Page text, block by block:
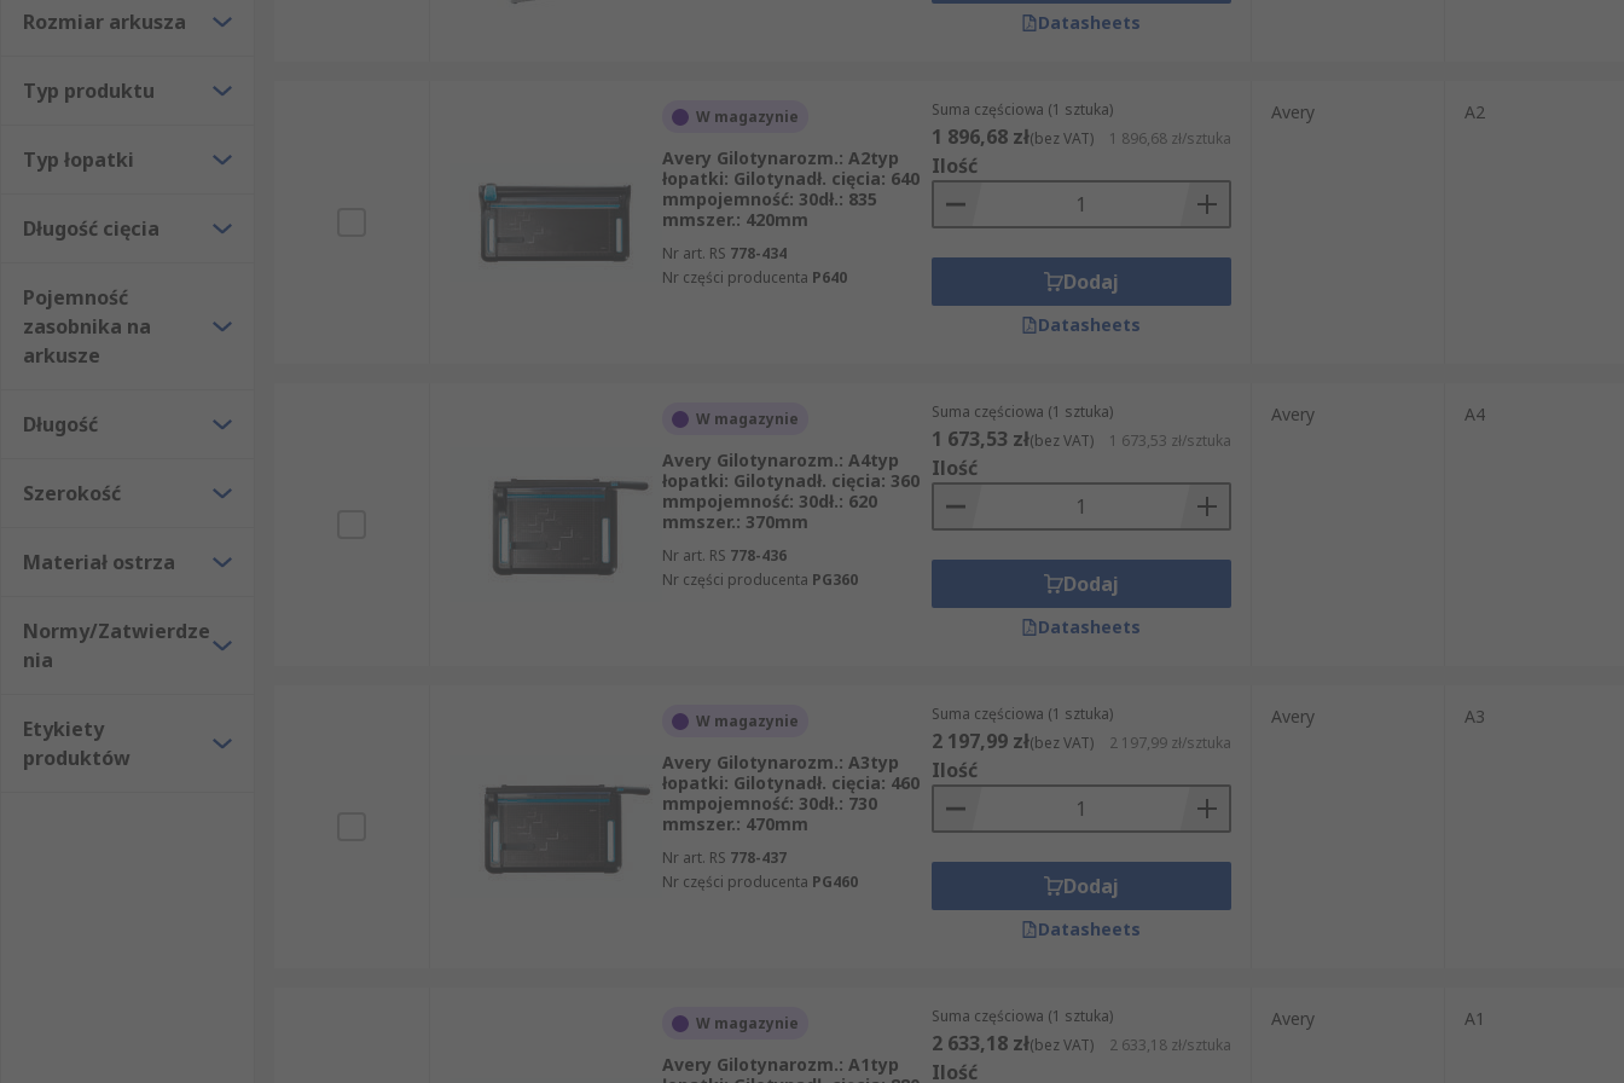
Rozmiar arkusza
Typ produktu
Typ łopatki
Długość cięcia
Pojemność
zasobnika na
arkusze
Długość
Szerokość
Materiał ostrza
Normy/Zatwierdze
nia
Etykiety
produktów
Datasheets
W magazynie
Avery Gilotynarozm.: A2typ
łopatki: Gilotynadł. cięcia: 640
mmpojemność: 30dł.: 835
mmszer.: 420mm
Nr art. RS 778-434
Nr części producenta P640
Suma częściowa (1 sztuka)
1 896,68 zł(bez VAT) 1 896,68 zł/sztuka
Ilość
Dodaj
Datasheets
Avery A2
W magazynie
Avery Gilotynarozm.: A4typ
łopatki: Gilotynadł. cięcia: 360
mmpojemność: 30dł.: 620
mmszer.: 370mm
Nr art. RS 778-436
Nr części producenta PG360
Suma częściowa (1 sztuka)
1 673,53 zł(bez VAT) 1 673,53 zł/sztuka
Ilość
Dodaj
Datasheets
Avery A4
W magazynie
Avery Gilotynarozm.: A3typ
łopatki: Gilotynadł. cięcia: 460
mmpojemność: 30dł.: 730
mmszer.: 470mm
Nr art. RS 778-437
Nr części producenta PG460
Suma częściowa (1 sztuka)
2 197,99 zł(bez VAT) 2 197,99 zł/sztuka
Ilość
Dodaj
Datasheets
Avery A3
W magazynie
Avery Gilotynarozm.: A1typ
Suma częściowa (1 sztuka)
2 633,18 zł(bez VAT) 2 633,18 zł/sztuka
Ilość
Avery A1